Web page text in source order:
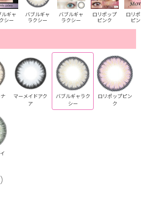
ルギャ
シー
バブルギャ
ラクシー
バブルギャ
ラクシー
ロリポップ
ピンク
ロリ
ピ
マーメイドアク
ア
バブルギャラク
シー
ロリポップピン
ク